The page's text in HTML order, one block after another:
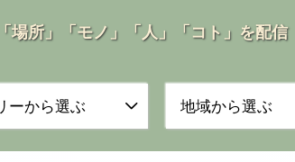
場所」「モノ」「人」「コト」を配信
ーから選ぶ 地域から選ぶ